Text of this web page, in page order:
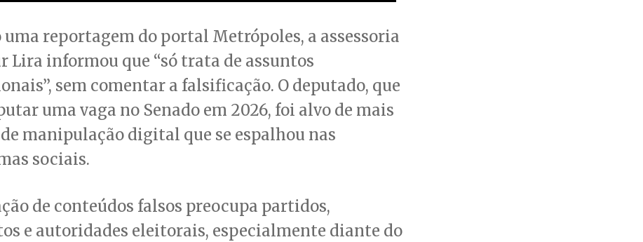
uma reportagem do portal Metrópoles, a assessoria
Lira informou que “só trata de assuntos
sem comentar a falsificação. O deputado, que
uma vaga no Senado em 2026, foi alvo de mais
manipulação digital que se espalhou nas
sociais.
de conteúdos falsos preocupa partidos,
e autoridades eleitorais, especialmente diante do